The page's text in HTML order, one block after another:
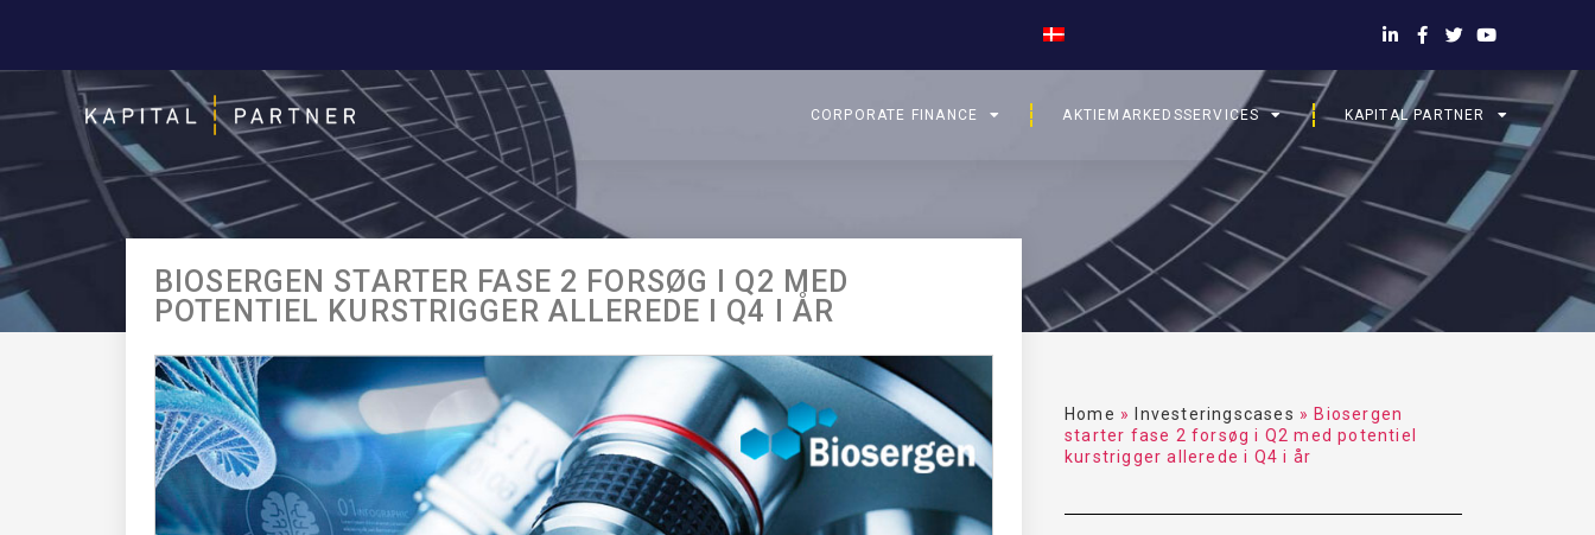
CORPORATE FINANCE AKTIEMARKEDSSERVICES KAPITAL PARTNER
BIOSERGEN STARTER FASE 2 FORSØG I Q2 MED
POTENTIEL KURSTRIGGER ALLEREDE I Q4 I ÅR
Home » Investeringscases » Biosergen
starter fase 2 forsøg i Q2 med potentiel
kurstrigger allerede i Q4 i år